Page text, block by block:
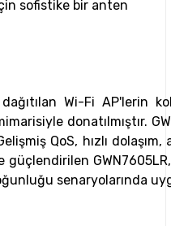
sofistike bir anten
dağıtılan Wi-Fi
donatılmıştır.
QoS, hızlı
senaryolarında